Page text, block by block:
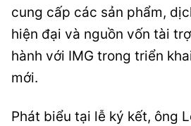
cung cấp các sản phẩm,
hiện đại và nguồn vốn tài
hành với IMG trong triển
mới.
Phát biểu tại lễ ký kết, ông